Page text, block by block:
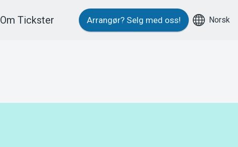
Om Tickster Arrangør? Selg med oss! Norsk